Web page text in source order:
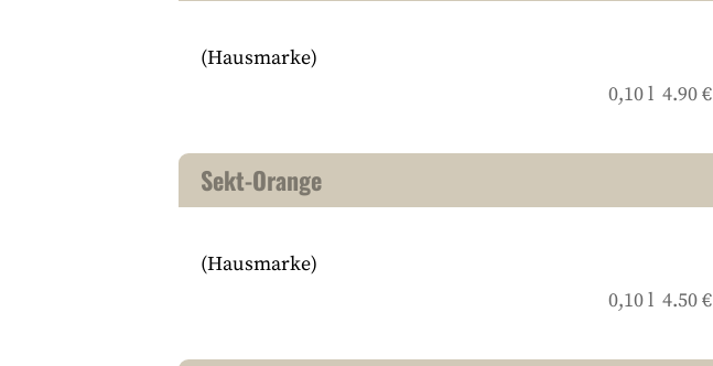
(Hausmarke)
0,10 l 4.90 €
Sekt-Orange
(Hausmarke)
0,10 l 4.50 €